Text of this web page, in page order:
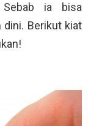
Sebab ia bisa
Berikut kiat